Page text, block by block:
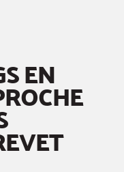
EN